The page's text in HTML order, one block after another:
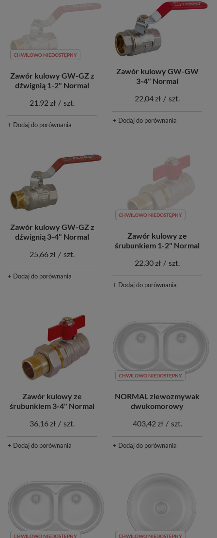
CHWILOWO NIEDOSTĘPNY
Zawór kulowy GW-GZ z
dźwignią 1-2" Normal
21,92 zł / szt.
+ Dodaj do porównania
Zawór kulowy GW-GW
3-4" Normal
22,04 zł / szt.
+ Dodaj do porównania
Zawór kulowy GW-GZ z
dźwignią 3-4" Normal
25,66 zł / szt.
+ Dodaj do porównania
CHWILOWO NIEDOSTĘPNY
Zawór kulowy ze
śrubunkiem 1-2" Normal
22,30 zł / szt.
+ Dodaj do porównania
Zawór kulowy ze
śrubunkiem 3-4" Normal
36,16 zł / szt.
+ Dodaj do porównania
CHWILOWO NIEDOSTĘPNY
NORMAL zlewozmywak
dwukomorowy
403,42 zł / szt.
+ Dodaj do porównania
CHWILOWO NIEDOSTĘPNY CHWILOWO NIEDOSTĘPNY